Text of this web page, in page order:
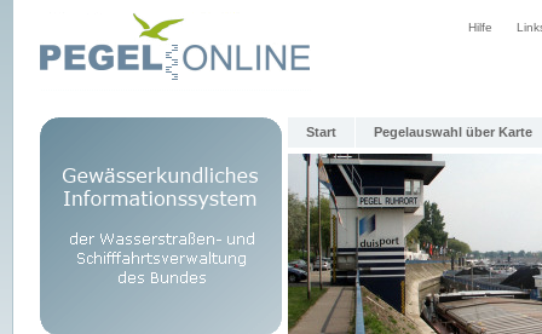
Hilfe
Start Pegelauswahl über Karte